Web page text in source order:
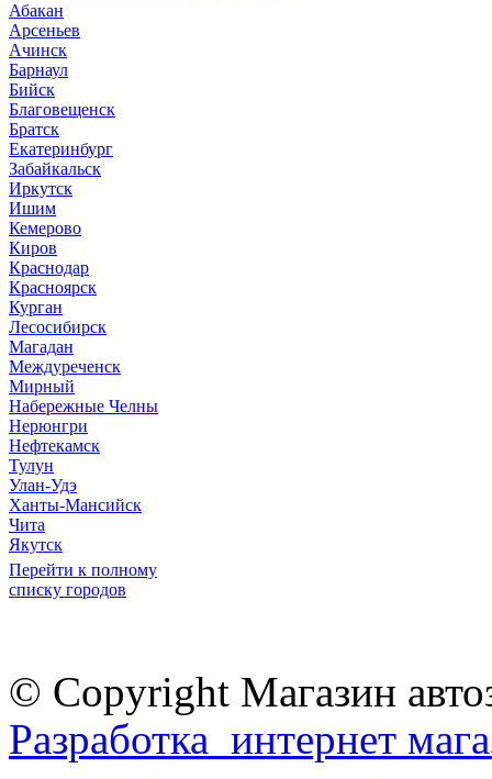
Абакан
Арсеньев
Ачинск
Барнаул
Бийск
Благовещенск
Братск
Екатеринбург
Забайкальск
Иркутск
Ишим
Кемерово
Киров
Краснодар
Красноярск
Курган
Лесосибирск
Магадан
Междуреченск
Мирный
Набережные Челны
Нерюнгри
Нефтекамск
Тулун
Улан-Удэ
Ханты-Мансийск
Чита
Якутск
Перейти к полному
списку городов
© Copyright Магазин
Разработка интернет